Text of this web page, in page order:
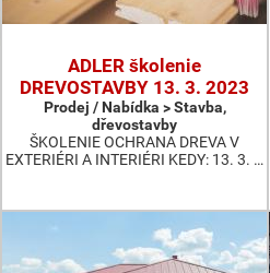
ADLER školenie
DREVOSTAVBY 13. 3. 2023
Prodej / Nabídka > Stavba,
dřevostavby
ŠKOLENIE OCHRANA DREVA V
EXTERIÉRI A INTERIÉRI KEDY: 13. 3. …